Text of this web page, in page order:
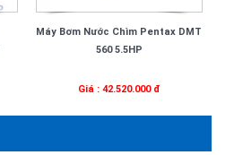
Máy Bơm Nước Chìm Pentax DMT
560 5.5HP
Giá : 42.520.000 đ